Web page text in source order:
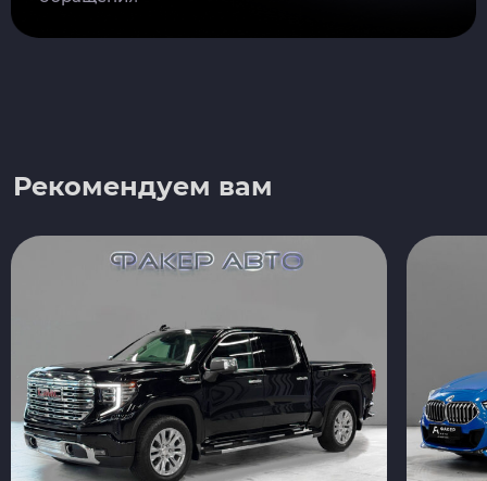
Рекомендуем вам